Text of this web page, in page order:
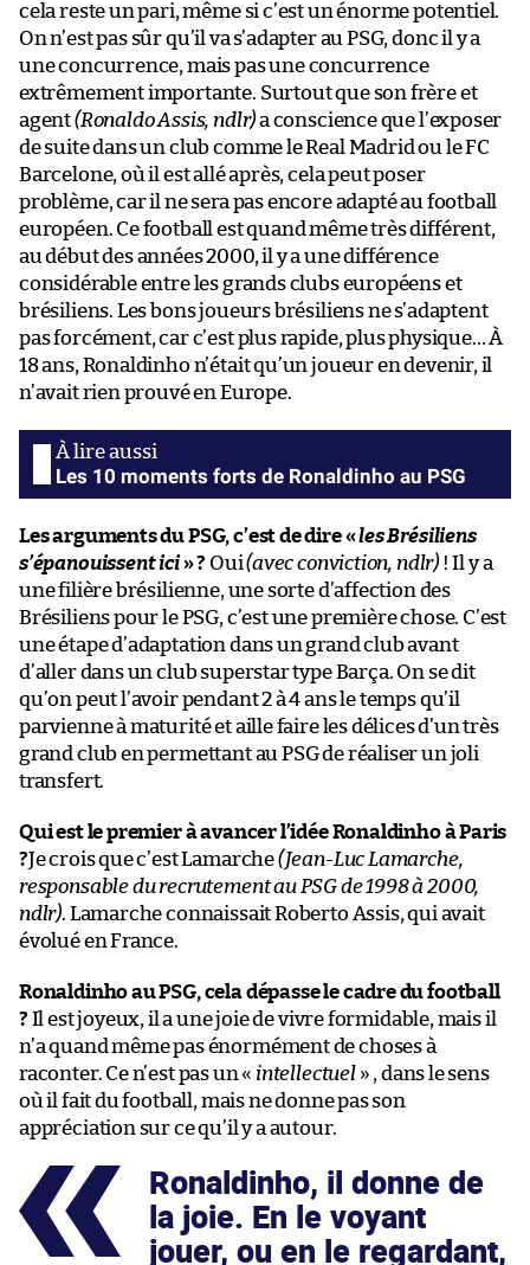
cela reste un pari, même si c’est un énorme potentiel.
On n’est pas sûr qu’il va s’adapter au PSG, donc il y a
une concurrence, mais pas une concurrence
extrêmement importante. Surtout que son frère et
agent(Ronaldo Assis, ndlr)a conscience que l’exposer
de suite dans un club comme le Real Madrid ou le FC
Barcelone, où il est allé après, cela peut poser
problème, car il ne sera pas encore adapté au football
européen. Ce football est quand même très différent,
au début des années 2000, il y a une différence
considérable entre les grands clubs européens et
brésiliens. Les bons joueurs brésiliens ne s’adaptent
pas forcément, car c’est plus rapide, plus physique… À
18 ans, Ronaldinho n’était qu’un joueur en devenir, il
n’avait rien prouvé en Europe.
Les 10 moments forts de Ronaldinho au PSG
Les arguments du PSG, c’est de dire «les Brésiliens
s’épanouissent ici» ? Oui(avec conviction, ndlr) ! Il y a
une filière brésilienne, une sorte d’affection des
Brésiliens pour le PSG, c’est une première chose. C’est
une étape d’adaptation dans un grand club avant
d’aller dans un club superstar type Barça. On se dit
qu’on peut l’avoir pendant 2 à 4 ans le temps qu’il
parvienne à maturité et aille faire les délices d’un très
grand club en permettant au PSG de réaliser un joli
transfert.
Qui est le premier à avancer l’idée Ronaldinho à Paris
?Je crois que c’est Lamarche(Jean-Luc Lamarche,
responsable du recrutement au PSG de 1998 à 2000,
ndlr). Lamarche connaissait Roberto Assis, qui avait
évolué en France.
Ronaldinho au PSG, cela dépasse le cadre du football
? Il est joyeux, il a une joie de vivre formidable, mais il
n’a quand même pas énormément de choses à
raconter. Ce n’est pas un « intellectuel» , dans le sens
où il fait du football, mais ne donne pas son
appréciation sur ce qu’il y a autour.
Ronaldinho, il donne de
la joie. En le voyant
jouer, ou en le regardant,